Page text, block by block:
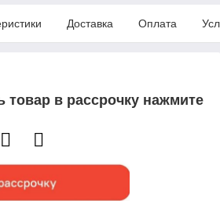
Доставка Оплата
в рассрочку нажмите